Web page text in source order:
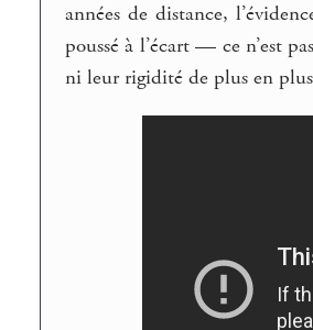
années de distance,
poussé à l’écart — ce n’est
ni leur rigidité de plus en